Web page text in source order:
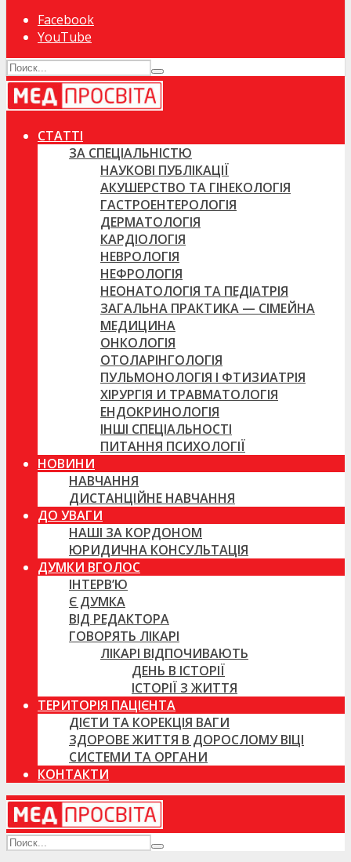
Facebook
YouTube
СТАТТІ
ЗА СПЕЦІАЛЬНІСТЮ
НАУКОВІ ПУБЛІКАЦІЇ
АКУШЕРСТВО ТА ГІНЕКОЛОГІЯ
ГАСТРОЕНТЕРОЛОГІЯ
ДЕРМАТОЛОГІЯ
КАРДІОЛОГІЯ
НЕВРОЛОГІЯ
НЕФРОЛОГІЯ
НЕОНАТОЛОГІЯ ТА ПЕДІАТРІЯ
ЗАГАЛЬНА ПРАКТИКА — СІМЕЙНА
МЕДИЦИНА
ОНКОЛОГІЯ
ОТОЛАРІНГОЛОГІЯ
ПУЛЬМОНОЛОГІЯ І ФТИЗИАТРІЯ
ХІРУРГІЯ И ТРАВМАТОЛОГІЯ
ЕНДОКРИНОЛОГІЯ
ІНШІ СПЕЦІАЛЬНОСТІ
ПИТАННЯ ПСИХОЛОГІЇ
НОВИНИ
НАВЧАННЯ
ДИСТАНЦІЙНЕ НАВЧАННЯ
ДО УВАГИ
НАШІ ЗА КОРДОНОМ
ЮРИДИЧНА КОНСУЛЬТАЦІЯ
ДУМКИ ВГОЛОС
ІНТЕРВ’Ю
Є ДУМКА
ВІД РЕДАКТОРА
ГОВОРЯТЬ ЛІКАРІ
ЛІКАРІ ВІДПОЧИВАЮТЬ
ДЕНЬ В ІСТОРІЇ
ІСТОРІЇ З ЖИТТЯ
ТЕРИТОРІЯ ПАЦІЄНТА
ДІЄТИ ТА КОРЕКЦІЯ ВАГИ
ЗДОРОВЕ ЖИТТЯ В ДОРОСЛОМУ ВІЦІ
СИСТЕМИ ТА ОРГАНИ
КОНТАКТИ